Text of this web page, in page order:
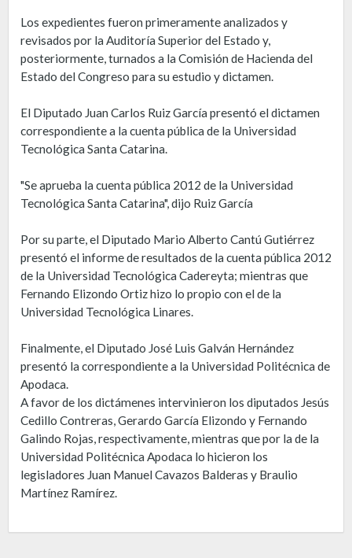
Los expedientes fueron primeramente analizados y
revisados por la Auditoría Superior del Estado y,
posteriormente, turnados a la Comisión de Hacienda del
Estado del Congreso para su estudio y dictamen.
El Diputado Juan Carlos Ruiz García presentó el dictamen
correspondiente a la cuenta pública de la Universidad
Tecnológica Santa Catarina.
"Se aprueba la cuenta pública 2012 de la Universidad
Tecnológica Santa Catarina", dijo Ruiz García
Por su parte, el Diputado Mario Alberto Cantú Gutiérrez
presentó el informe de resultados de la cuenta pública 2012
de la Universidad Tecnológica Cadereyta; mientras que
Fernando Elizondo Ortiz hizo lo propio con el de la
Universidad Tecnológica Linares.
Finalmente, el Diputado José Luis Galván Hernández
presentó la correspondiente a la Universidad Politécnica de
Apodaca.
A favor de los dictámenes intervinieron los diputados Jesús
Cedillo Contreras, Gerardo García Elizondo y Fernando
Galindo Rojas, respectivamente, mientras que por la de la
Universidad Politécnica Apodaca lo hicieron los
legisladores Juan Manuel Cavazos Balderas y Braulio
Martínez Ramírez.